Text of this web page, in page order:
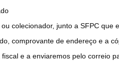
colecionador, junto a SFPC que
comprovante de endereço e a
e a enviaremos pelo correio